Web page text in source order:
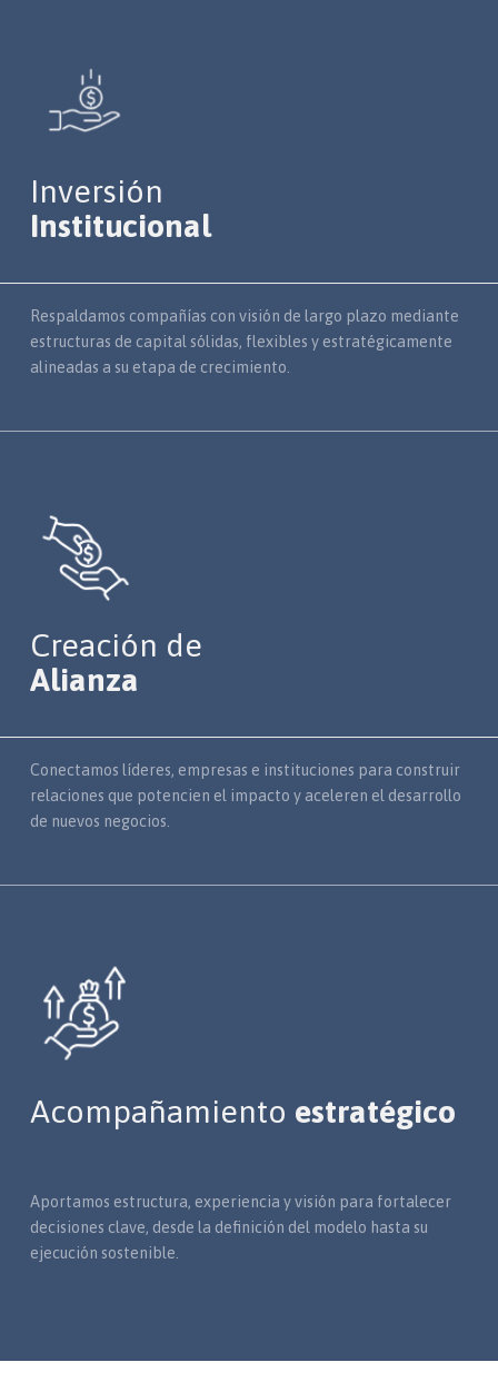
Inversión
Institucional
Respaldamos compañías con visión de largo plazo mediante
estructuras de capital sólidas, flexibles y estratégicamente
alineadas a su etapa de crecimiento.
Creación de
Alianza
Conectamos líderes, empresas e instituciones para construir
relaciones que potencien el impacto y aceleren el desarrollo
de nuevos negocios.
Acompañamiento estratégico
Aportamos estructura, experiencia y visión para fortalecer
decisiones clave, desde la definición del modelo hasta su
ejecución sostenible.